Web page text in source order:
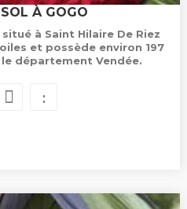
À GOGO
à Saint Hilaire De Riez
et possède environ 197
département Vendée.